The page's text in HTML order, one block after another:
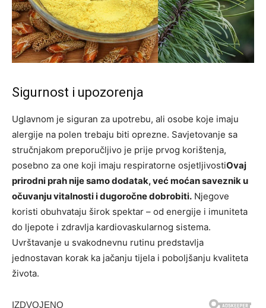
Sigurnost i upozorenja
Uglavnom je siguran za upotrebu, ali osobe koje imaju
alergije na polen trebaju biti oprezne. Savjetovanje sa
stručnjakom preporučljivo je prije prvog korištenja,
posebno za one koji imaju respiratorne osjetljivostiOvaj
prirodni prah nije samo dodatak, već moćan saveznik u
očuvanju vitalnosti i dugoročne dobrobiti. Njegove
koristi obuhvataju širok spektar – od energije i imuniteta
do ljepote i zdravlja kardiovaskularnog sistema.
Uvrštavanje u svakodnevnu rutinu predstavlja
jednostavan korak ka jačanju tijela i poboljšanju kvaliteta
života.